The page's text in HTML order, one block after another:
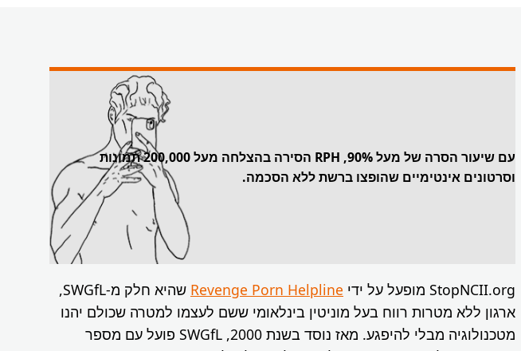
עם שיעור הסרה של מעל 90%, RPH הסירה בהצלחה מעל 200,000 תמונות
וסרטונים אינטימיים שהופצו ברשת ללא הסכמה.
StopNCII.org מופעל על ידי Revenge Porn Helpline
שהיא חלק מ-SWGfL,
ארגון ללא מטרות רווח בעל מוניטין בינלאומי ששם לעצמו למטרה שכולם יהנו
מטכנולוגיה מבלי להיפגע. מאז נוסד בשנת 2000, SWGfL פועל עם מספר